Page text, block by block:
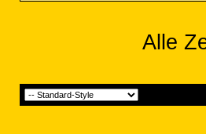
Alle